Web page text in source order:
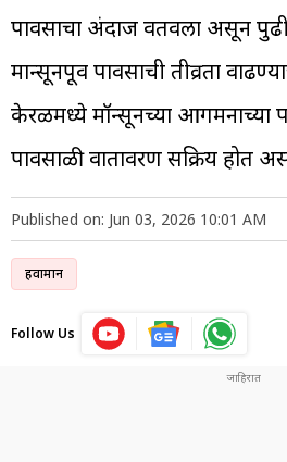
पावसाचा अंदाज वर्तवला असून
मान्सूनपूर्व पावसाची तीव्रता
केरळमध्ये मॉन्सूनच्या आगमनाच्या
पावसाळी वातावरण सक्रिय होत
Published on: Jun 03, 2026 10:01 AM
हवामान
Follow Us